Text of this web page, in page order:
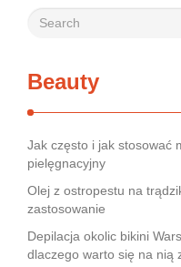
Beauty
Jak często i jak stosować
pielęgnacyjny
Olej z ostropestu na
zastosowanie
Depilacja okolic bikini
dlaczego warto się na nią